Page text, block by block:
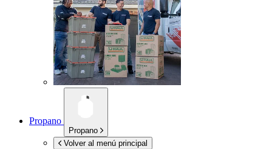
Propano
Propano
Volver al menú principal